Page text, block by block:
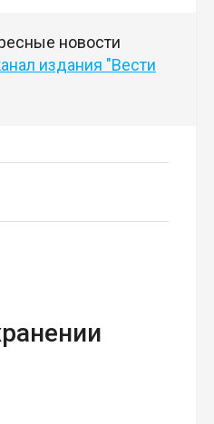
новости
издания "Вести